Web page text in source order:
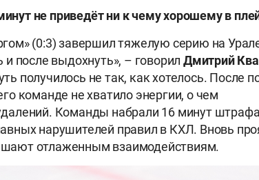
не приведёт ни к чему хорошему в
(0:3) завершил тяжелую серию на
после выдохнуть», – говорил Дмитрий
получилось не так, как хотелось. После
команде не хватило энергии, о чем
Команды набрали 16 минут
нарушителей правил в КХЛ. Вновь
отлаженным взаимодействиям.